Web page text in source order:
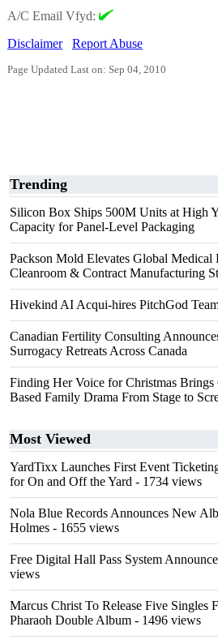
A/C Email Vfyd:
Disclaimer
Report Abuse
Page Updated Last on: Sep 04, 2010
Trending
Silicon Box Ships 500M Units at High
Capacity for Panel-Level Packaging
Packson Mold Elevates Global Medical
Cleanroom & Contract Manufacturing
Hivekind AI Acqui-hires PitchGod
Canadian Fertility Consulting
Surrogacy Retreats Across Canada
Finding Her Voice for Christmas
Based Family Drama From Stage to
Most Viewed
YardTixx Launches First Event
for On and Off the Yard - 1734 views
Nola Blue Records Announces New
Holmes - 1655 views
Free Digital Hall Pass System
views
Marcus Christ To Release Five Singles
Pharaoh Double Album - 1496 views